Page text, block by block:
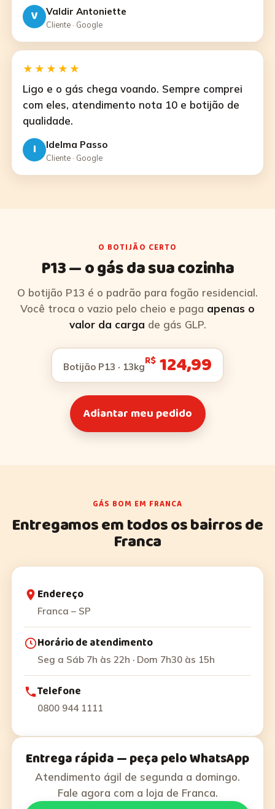
V Valdir Antoniette
Cliente · Google
★★★★★
Ligo e o gás chega voando. Sempre comprei
com eles, atendimento nota 10 e botijão de
qualidade.
I Idelma Passo
Cliente · Google
O BOTIJÃO CERTO
P13 — o gás da sua cozinha
O botijão P13 é o padrão para fogão residencial.
Você troca o vazio pelo cheio e paga apenas o
valor da carga de gás GLP.
Botijão P13 · 13kgR$ 124,99
Adiantar meu pedido
GÁS BOM EM FRANCA
Entregamos em todos os bairros de
Franca
Endereço
Franca – SP
Horário de atendimento
Seg a Sáb 7h às 22h · Dom 7h30 às 15h
Telefone
0800 944 1111
Entrega rápida — peça pelo WhatsApp
Atendimento ágil de segunda a domingo.
Fale agora com a loja de Franca.